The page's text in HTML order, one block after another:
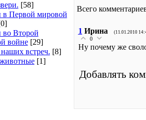
[58]
в Первой мировой
во Второй
войне [29]
встреч. [8]
[1]
Всего
1 Ирина (11.01.2010
0
Ну почему же
Добавлять